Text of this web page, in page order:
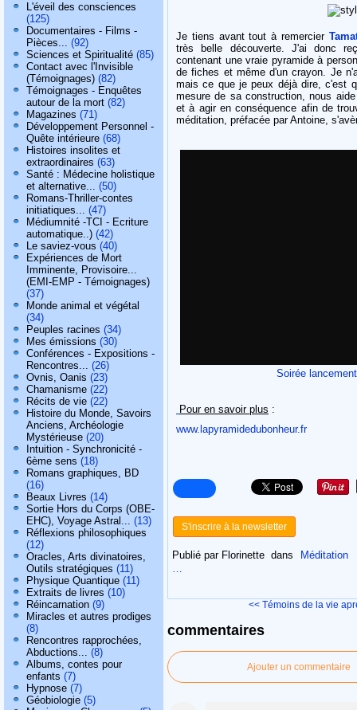
L'éveil des consciences
(125)
Documentaires - Films -
Pièces... (92)
Sciences et Spiritualité (85)
Contact avec l'Invisible
(Témoignages) (82)
Témoignages - Enquêtes
autour de la mort (82)
Magazines (71)
Développement Personnel -
Quête intérieure (68)
Histoires insolites et
extraordinaires (63)
Santé : Médecine holistique
et alternative... (50)
Romans-Thriller-contes
initiatiques... (47)
Médiumnité -TCI - Ecriture
automatique..) (42)
Le saviez-vous (40)
Expériences de Mort
Imminente, Provisoire...
(EMI-EMP - Témoignages)
(37)
Monde animal et végétal
(34)
Peuples racines (34)
Mes émissions (30)
Conférences - Expositions -
Rencontres... (26)
Ovnis, Oanis (23)
Chamanisme (22)
Récits de vie (22)
Histoire du Monde, Savoirs
Anciens, Archéologie
Mystérieuse (20)
Intuition - Synchronicité -
6ème sens (18)
Romans graphiques, BD
(16)
Beaux Livres (14)
Sortie Hors du Corps (OBE-
EHC), Voyage Astral... (13)
Réflexions philosophiques
(12)
Oracles, Arts divinatoires,
Outils stratégiques (11)
Physique Quantique (11)
Extraits de livres (10)
Réincarnation (9)
Miracles et autres prodiges
(8)
Rencontres rapprochées,
Abductions... (8)
Albums, contes pour
enfants (7)
Hypnose (7)
Géobiologie (5)
Je tiens avant tout à remercier
très belle découverte. J'ai donc
contenant une vraie pyramide à
de fiches et même d'un crayon. Je
mais ce que je peux déjà dire, c'est
mesure de sa construction, nous
et à agir en conséquence afin de
méditation, préfacée par Antoine,
Soirée
Pour en savoir plus :
www.lapyramidedubonheur.fr
S'inscrire à la newsletter
Publié par Florinette dans
Méditation
…
<< Témoins de la vie
commentaires
Ajouter un commentaire